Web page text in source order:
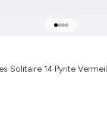
Solitaire 14 Pyrite Vermeil